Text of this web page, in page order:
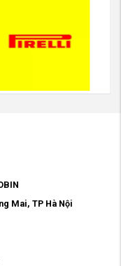
Mai, TP Hà Nội